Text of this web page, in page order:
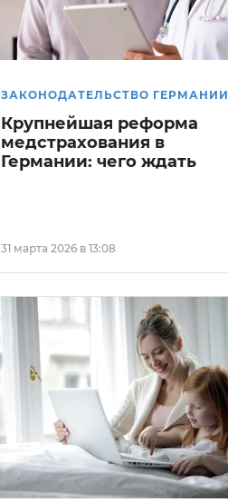
ЗАКОНОДАТЕЛЬСТВО ГЕРМАНИИ
Крупнейшая реформа
медстрахования в
Германии: чего ждать
31 марта 2026 в 13:08